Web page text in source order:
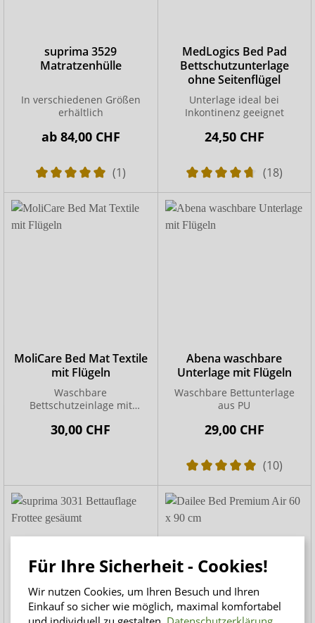
suprima 3529
Matratzenhülle
In verschiedenen Größen
erhältlich
ab 84,00 CHF
(1)
MedLogics Bed Pad
Bettschutzunterlage
ohne Seitenflügel
Unterlage ideal bei
Inkontinenz geeignet
24,50 CHF
(18)
MoliCare Bed Mat Textile
mit Flügeln
Waschbare
Bettschutzeinlage mit
Sicherheit
30,00 CHF
Abena waschbare
Unterlage mit Flügeln
Waschbare Bettunterlage
aus PU
29,00 CHF
(10)
Für Ihre Sicherheit - Cookies!
Wir nutzen Cookies, um Ihren Besuch und Ihren
Einkauf so sicher wie möglich, maximal komfortabel